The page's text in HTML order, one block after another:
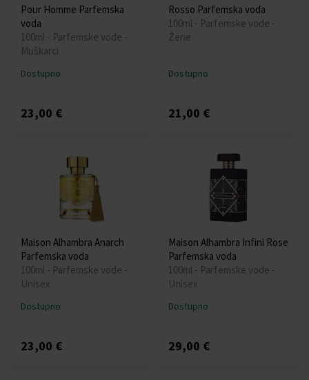
Pour Homme Parfemska
voda
100ml - Parfemske vode -
Muškarci
Dostupno
23,00 €
Rosso Parfemska voda
100ml - Parfemske vode -
Žene
Dostupno
21,00 €
Maison Alhambra Anarch
Parfemska voda
100ml - Parfemske vode -
Unisex
Dostupno
23,00 €
Maison Alhambra Infini Rose
Parfemska voda
100ml - Parfemske vode -
Unisex
Dostupno
29,00 €